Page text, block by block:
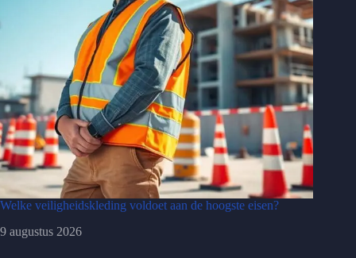
Welke veiligheidskleding voldoet aan de hoogste eisen?
9 augustus 2026